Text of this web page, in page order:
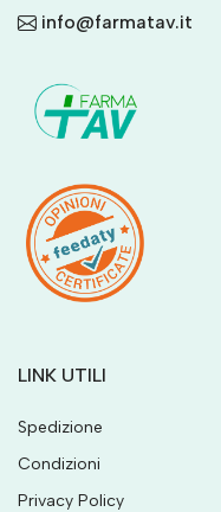
info@farmatav.it
LINK UTILI
Spedizione
Condizioni
Privacy Policy